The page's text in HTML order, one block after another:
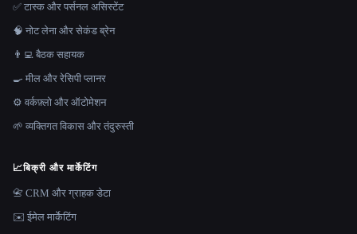
✅ टास्क और पर्सनल असिस्टेंट
🧠 नोट लेना और सेकंड ब्रेन
👨‍💻 बैठक सहायक
🍳 मील और रेसिपी प्लानर
⚙️ वर्कफ़्लो और ऑटोमेशन
🌱 व्यक्तिगत विकास और तंदुरुस्ती
📈बिक्री और मार्केटिंग
📇 CRM और ग्राहक डेटा
✉️ ईमेल मार्केटिंग